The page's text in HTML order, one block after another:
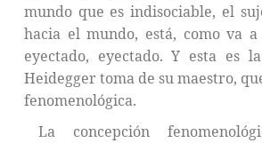
mundo que es indisociable, el
hacia el mundo, está, como va
eyectado, eyectado. Y esta es
Heidegger toma de su maestro,
fenomenológica.
La concepción